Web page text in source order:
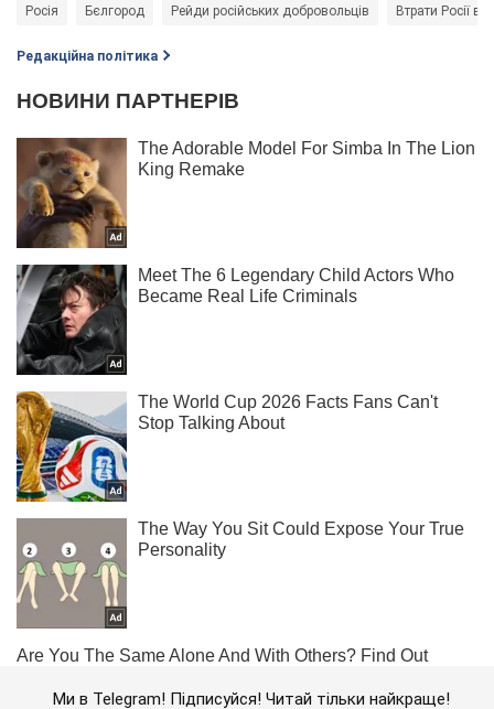
Росія Бєлгород Рейди російських добровольців Втрати Росії в
Редакційна політика
Ми в Telegram! Підписуйся! Читай тільки найкраще!